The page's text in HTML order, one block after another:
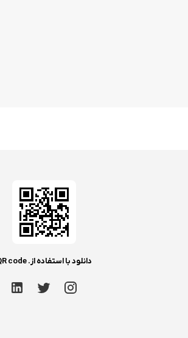
دانلود با استفاده از. QR code